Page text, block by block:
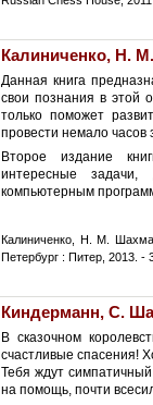
Калиниченко, Н.
Данная книга
свои познания в этой
только поможет
провести немало часов
Второе издание
интересные
компьютерным
Калиниченко, Н. М.
Петербург : Питер, 2013. -
Киндерманн, С.
В сказочном
счастливые спасения!
Тебя ждут
на помощь, почти